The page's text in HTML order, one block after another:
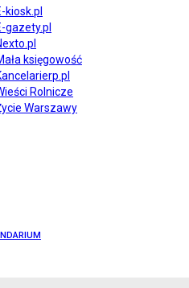
kiosk.pl
gazety.pl
księgowość
Rolnicze
Warszawy